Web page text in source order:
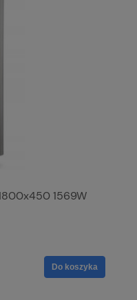
1569W
Do koszyka